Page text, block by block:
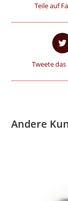
Teile auf
Tweete
Andere